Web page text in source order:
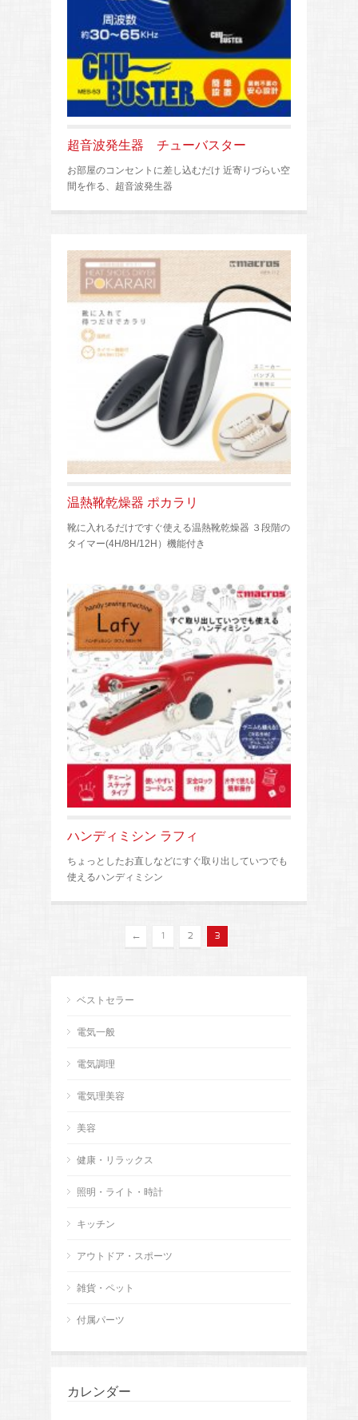
超音波発生器 チューバスター
お部屋のコンセントに差し込むだけ 近寄りづらい空
間を作る、超音波発生器
温熱靴乾燥器 ポカラリ
靴に入れるだけですぐ使える温熱靴乾燥器 ３段階の
タイマー(4H/8H/12H）機能付き
ハンディミシン ラフィ
ちょっとしたお直しなどにすぐ取り出していつでも
使えるハンディミシン
← 1 2 3
ベストセラー
電気一般
電気調理
電気理美容
美容
健康・リラックス
照明・ライト・時計
キッチン
アウトドア・スポーツ
雑貨・ペット
付属パーツ
カレンダー